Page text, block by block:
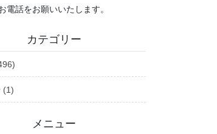
電話をお願いいたします。
カテゴリー
(1)
メニュー